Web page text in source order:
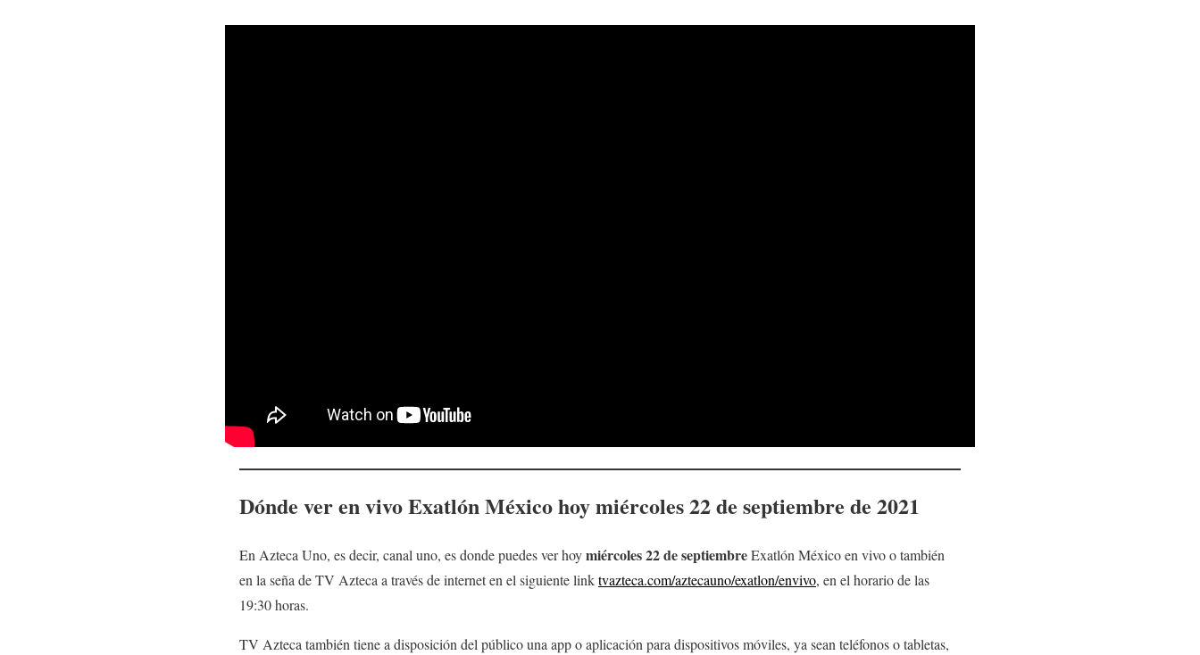
Dónde ver en vivo Exatlón México hoymiércoles 22de septiembre de 2021
En Azteca Uno, es decir, canal uno, es donde puedes ver hoymiércoles 22de septiembreExatlón México en vivo o también
en la seña de TV Azteca a través de internet en el siguiente linktvazteca.com/aztecauno/exatlon/envivo, en el horario de las
19:30 horas.
TV Azteca también tiene a disposición del público una app o aplicación para dispositivos móviles, ya sean teléfonos o tabletas,